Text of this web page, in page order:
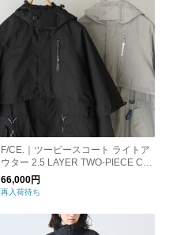
F/CE.｜ツーピースコート ライトア
ウター 2.5 LAYER TWO-PIECE CO
AT FPA08251U0006 エフシーイー
66,000円
再入荷待ち